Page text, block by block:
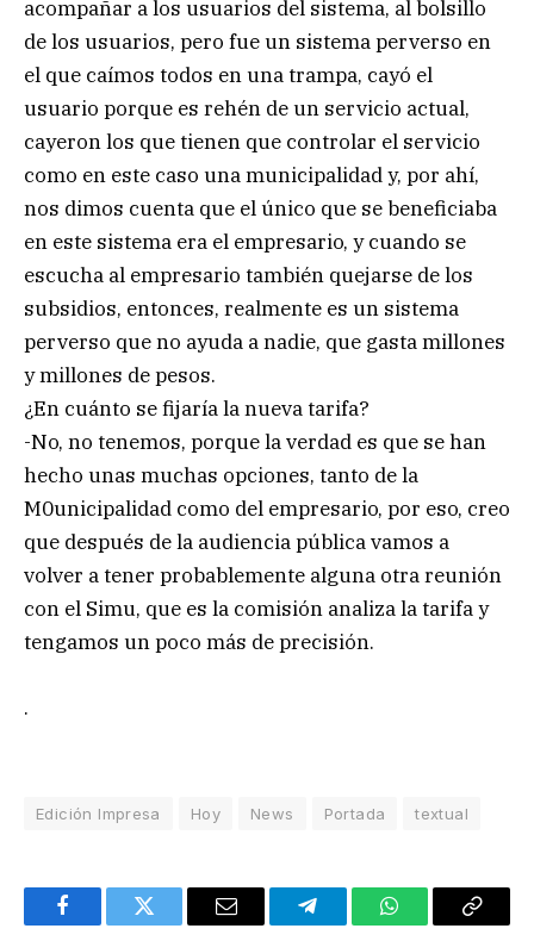
acompañar a los usuarios del sistema, al bolsillo
de los usuarios, pero fue un sistema perverso en
el que caímos todos en una trampa, cayó el
usuario porque es rehén de un servicio actual,
cayeron los que tienen que controlar el servicio
como en este caso una municipalidad y, por ahí,
nos dimos cuenta que el único que se beneficiaba
en este sistema era el empresario, y cuando se
escucha al empresario también quejarse de los
subsidios, entonces, realmente es un sistema
perverso que no ayuda a nadie, que gasta millones
y millones de pesos.
¿En cuánto se fijaría la nueva tarifa?
-No, no tenemos, porque la verdad es que se han
hecho unas muchas opciones, tanto de la
M0unicipalidad como del empresario, por eso, creo
que después de la audiencia pública vamos a
volver a tener probablemente alguna otra reunión
con el Simu, que es la comisión analiza la tarifa y
tengamos un poco más de precisión.
.
Edición Impresa Hoy News Portada textual
FacebookTwitter Email TelegramWhatsAppCopy